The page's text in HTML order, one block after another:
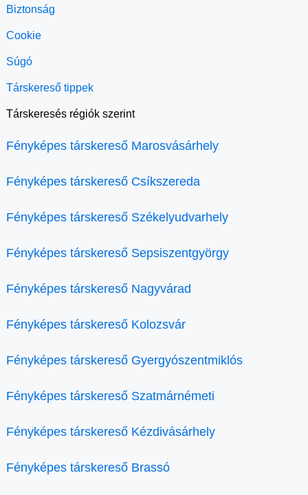
Biztonság
Cookie
Súgó
Társkereső tippek
Társkeresés régiók szerint
Fényképes társkereső Marosvásárhely
Fényképes társkereső Csíkszereda
Fényképes társkereső Székelyudvarhely
Fényképes társkereső Sepsiszentgyörgy
Fényképes társkereső Nagyvárad
Fényképes társkereső Kolozsvár
Fényképes társkereső Gyergyószentmiklós
Fényképes társkereső Szatmárnémeti
Fényképes társkereső Kézdivásárhely
Fényképes társkereső Brassó